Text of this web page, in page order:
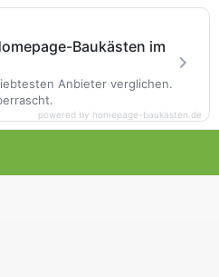
Baukästen im
Anbieter verglichen.
powered by homepage-baukasten.de